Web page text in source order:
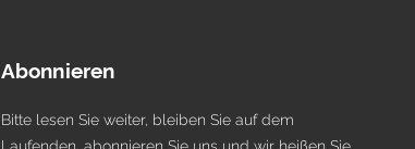
Abonnieren
Bitte lesen Sie weiter, bleiben Sie auf dem